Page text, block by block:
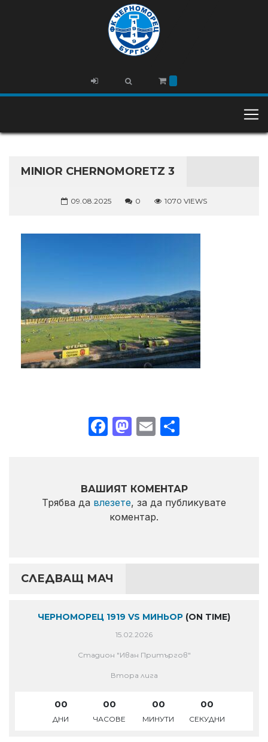
MINIOR CHERNOMORETZ 3
09.08.2025 0 1070 VIEWS
Facebook
Mastodon
Email
ВАШИЯТ КОМЕНТАР
Трябва да влезете, за да публикувате
коментар.
СЛЕДВАЩ МАЧ
ЧЕРНОМОРЕЦ 1919 VS МИНЬОР (ON TIME)
15.02.2026
Стадион "Иван Притъргов"
Втора лига
00
ДНИ
00
ЧАСОВЕ
00
МИНУТИ
00
СЕКУДНИ